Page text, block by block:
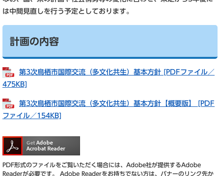
は中間見直しを行う予定としております。
計画の内容
第3次鳥栖市国際交流（多文化共生）基本方針 [PDFファイル／
475KB]
第3次鳥栖市国際交流（多文化共生）基本方針【概要版】 [PDF
ファイル／154KB]
PDF形式のファイルをご覧いただく場合には、Adobe社が提供するAdobe
Readerが必要です。
Adobe Readerをお持ちでない方は、バナーのリンク先か